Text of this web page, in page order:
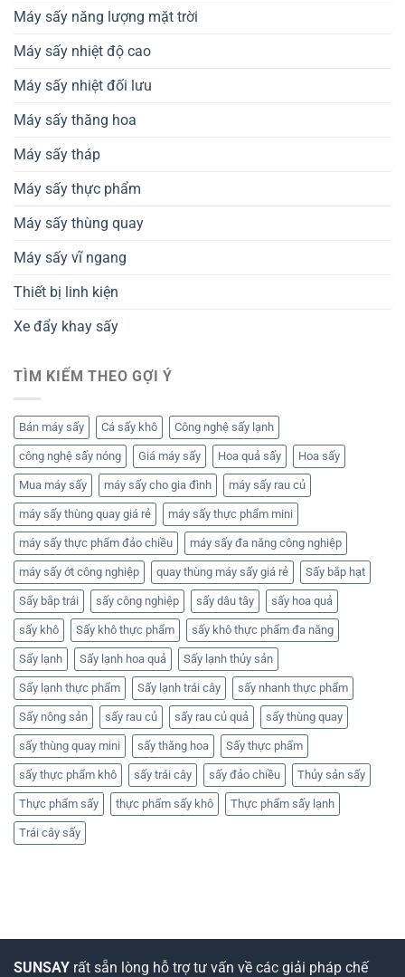
Máy sấy năng lượng mặt trời
Máy sấy nhiệt độ cao
Máy sấy nhiệt đối lưu
Máy sấy thăng hoa
Máy sấy tháp
Máy sấy thực phẩm
Máy sấy thùng quay
Máy sấy vĩ ngang
Thiết bị linh kiện
Xe đẩy khay sấy
TÌM KIẾM THEO GỢI Ý
Bán máy sấy Cá sấy khô Công nghệ sấy lạnh
công nghệ sấy nóng Giá máy sấy Hoa quả sấy Hoa sấy
Mua máy sấy máy sấy cho gia đình máy sấy rau củ
máy sấy thùng quay giá rẻ máy sấy thực phẩm mini
máy sấy thực phẩm đảo chiều máy sấy đa năng công nghiệp
máy sấy ớt công nghiệp quay thùng máy sấy giá rẻ Sấy bắp hạt
Sấy bắp trái sấy công nghiệp sấy dâu tây sấy hoa quả
sấy khô Sấy khô thực phẩm sấy khô thực phẩm đa năng
Sấy lạnh Sấy lạnh hoa quả Sấy lạnh thủy sản
Sấy lạnh thực phẩm Sấy lạnh trái cây sấy nhanh thực phẩm
Sấy nông sản sấy rau củ sấy rau củ quả sấy thùng quay
sấy thùng quay mini sấy thăng hoa Sấy thực phẩm
sấy thực phẩm khô sấy trái cây sấy đảo chiều Thủy sản sấy
Thực phẩm sấy thực phẩm sấy khô Thực phẩm sấy lạnh
Trái cây sấy
SUNSAY rất sẵn lòng hỗ trợ tư vấn về các giải pháp chế